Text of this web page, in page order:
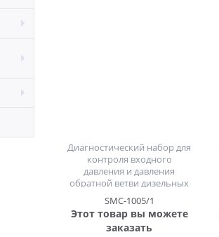
Диагностический набор для
контроля входного
давления и давления
обратной ветви дизельных
Rail
SMC-1005/1
Этот товар вы можете
заказать